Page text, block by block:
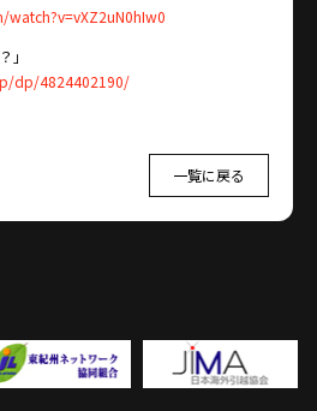
」
dp/4824402190/
一覧に戻る